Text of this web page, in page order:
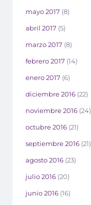
mayo 2017 (8)
abril 2017 (5)
marzo 2017 (8)
febrero 2017 (14)
enero 2017 (6)
diciembre 2016 (22)
noviembre 2016 (24)
octubre 2016 (21)
septiembre 2016 (21)
agosto 2016 (23)
julio 2016 (20)
junio 2016 (16)